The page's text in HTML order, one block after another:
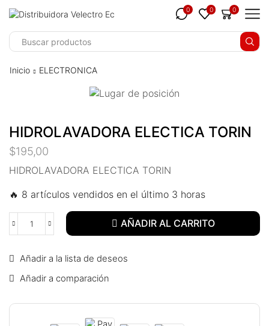
panel
panel
panel
panel
panel
0 0 0
Inicio ELECTRONICA
HIDROLAVADORA ELECTICA TORIN
$195,00
HIDROLAVADORA ELECTICA TORIN
🔥 8 artículos vendidos en el último 3 horas
AÑADIR AL CARRITO
Añadir a la lista de deseos
Añadir a comparación